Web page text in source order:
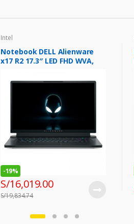
Intel
Notebook DELL Alienware
x17 R2 17.3″ LED FHD WVA,
16GB LPDDR5
-19%
S/16,019.00
S/19,834.74